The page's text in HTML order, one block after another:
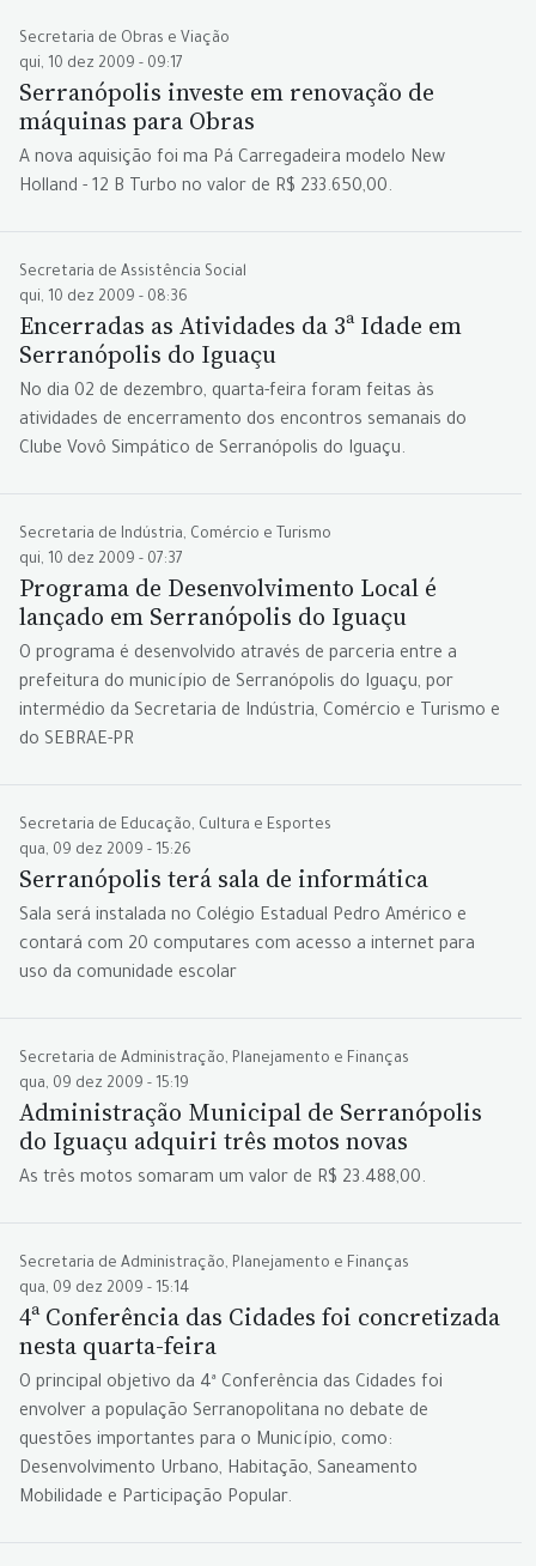
Secretaria de Obras e Viação
qui, 10 dez 2009 - 09:17
Serranópolis investe em renovação de
máquinas para Obras
A nova aquisição foi ma Pá Carregadeira modelo New
Holland - 12 B Turbo no valor de R$ 233.650,00.
Secretaria de Assistência Social
qui, 10 dez 2009 - 08:36
Encerradas as Atividades da 3ª Idade em
Serranópolis do Iguaçu
No dia 02 de dezembro, quarta-feira foram feitas às
atividades de encerramento dos encontros semanais do
Clube Vovô Simpático de Serranópolis do Iguaçu.
Secretaria de Indústria, Comércio e Turismo
qui, 10 dez 2009 - 07:37
Programa de Desenvolvimento Local é
lançado em Serranópolis do Iguaçu
O programa é desenvolvido através de parceria entre a
prefeitura do município de Serranópolis do Iguaçu, por
intermédio da Secretaria de Indústria, Comércio e Turismo e
do SEBRAE-PR
Secretaria de Educação, Cultura e Esportes
qua, 09 dez 2009 - 15:26
Serranópolis terá sala de informática
Sala será instalada no Colégio Estadual Pedro Américo e
contará com 20 computares com acesso a internet para
uso da comunidade escolar
Secretaria de Administração, Planejamento e Finanças
qua, 09 dez 2009 - 15:19
Administração Municipal de Serranópolis
do Iguaçu adquiri três motos novas
As três motos somaram um valor de R$ 23.488,00.
Secretaria de Administração, Planejamento e Finanças
qua, 09 dez 2009 - 15:14
4ª Conferência das Cidades foi concretizada
nesta quarta-feira
O principal objetivo da 4ª Conferência das Cidades foi
envolver a população Serranopolitana no debate de
questões importantes para o Município, como:
Desenvolvimento Urbano, Habitação, Saneamento
Mobilidade e Participação Popular.